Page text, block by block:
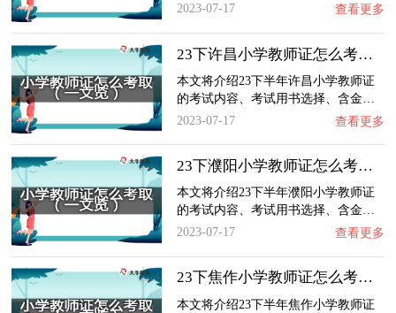
2023-07-17
查看更多
23下许昌小学教师证怎么考取？一文览：含金量…
本文将介绍23下半年许昌小学教师证
的考试内容、考试用书选择、含金…
2023-07-17
查看更多
23下濮阳小学教师证怎么考取？一文览：含金量…
本文将介绍23下半年濮阳小学教师证
的考试内容、考试用书选择、含金…
2023-07-17
查看更多
23下焦作小学教师证怎么考取？一文览：含金量…
本文将介绍23下半年焦作小学教师证